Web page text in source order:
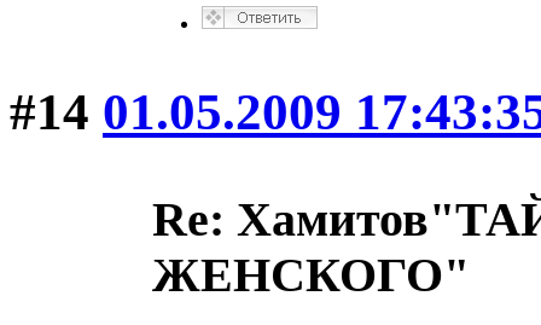
#14 01.05.2009
Re:
ЖЕНСКОГО"